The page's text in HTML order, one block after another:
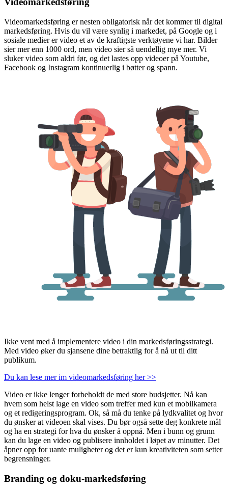
Videomarkedsføring er nesten obligatorisk når det kommer til digital
markedsføring. Hvis du vil være synlig i markedet, på Google og i
sosiale medier er video et av de kraftigste verktøyene vi har. Bilder
sier mer enn 1000 ord, men video sier så uendellig mye mer. Vi
sluker video som aldri før, og det lastes opp videoer på Youtube,
Facebook og Instagram kontinuerlig i bøtter og spann.
Ikke vent med å implementere video i din markedsføringsstrategi.
Med video øker du sjansene dine betraktlig for å nå ut til ditt
publikum.
Du kan lese mer im videomarkedsføring her >>
Video er ikke lenger forbeholdt de med store budsjetter. Nå kan
hvem som helst lage en video som treffer med kun et mobilkamera
og et redigeringsprogram. Ok, så må du tenke på lydkvalitet og hvor
du ønsker at videoen skal vises. Du bør også sette deg konkrete mål
og ha en strategi for hva du ønsker å oppnå. Men i bunn og grunn
kan du lage en video og publisere innholdet i løpet av minutter. Det
åpner opp for uante muligheter og det er kun kreativiteten som setter
begrensninger.
Branding og doku-markedsføring